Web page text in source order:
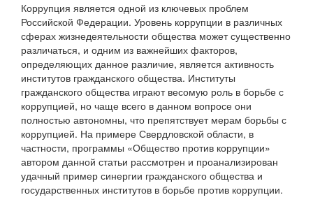
Коррупция является одной из ключевых проблем
Российской Федерации. Уровень коррупции в различных
сферах жизнедеятельности общества может существенно
различаться, и одним из важнейших факторов,
определяющих данное различие, является активность
институтов гражданского общества. Институты
гражданского общества играют весомую роль в борьбе с
коррупцией, но чаще всего в данном вопросе они
полностью автономны, что препятствует мерам борьбы с
коррупцией. На примере Свердловской области, в
частности, программы «Общество против коррупции»
автором данной статьи рассмотрен и проанализирован
удачный пример синергии гражданского общества и
государственных институтов в борьбе против коррупции.